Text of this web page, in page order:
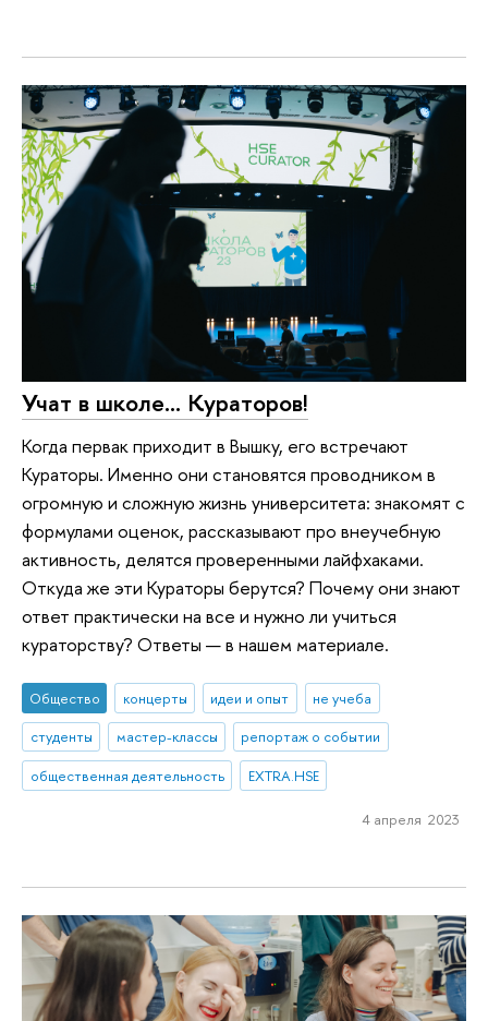
Учат в школе… Кураторов!
Когда первак приходит в Вышку, его встречают
Кураторы. Именно они становятся проводником в
огромную и сложную жизнь университета: знакомят с
формулами оценок, рассказывают про внеучебную
активность, делятся проверенными лайфхаками.
Откуда же эти Кураторы берутся? Почему они знают
ответ практически на все и нужно ли учиться
кураторству? Ответы — в нашем материале.
Общество концерты идеи и опыт
не учеба
студенты
мастер-классы
репортаж о событии
общественная деятельность
EXTRA.HSE
4 апреля 2023